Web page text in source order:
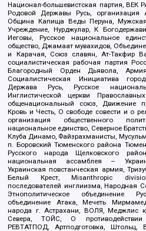
Национал-большевистская партия, ВЕК
Родовой Державы Русь, организация
Община Капища Веды Перуна,
Учреждение, Нурджулар, К
Иеговы, Русское национальное
общество, Джамаат мувахидов,
и Карачая, Союз славян, Ат-Такфир
социалистическая рабочая партия
Благородный Орден Дьявола,
Социалистическая Инициатива
Держава Русь, Русское
Инглистической церкви
общенациональный союз, Движение
Кровь и Честь, О свободе совести и о
организация общественного
национальное единство, Северное
Клуба Динамо, Файзрахманисты,
п. Боровский Тюменского района
Русского народа Щелковского
национальная ассамблея –
Украинская повстанческая армия,
Белый Крест, Misanthropic
последователей инглиизма, Народная
Этнополитическое объединение
объединение Атака, Мечеть
народа г. Астрахани, ВОЛЯ, Меджлис
Севера, ТОЙС, О противодействии
РЕВТАТПОД, Артподготовка,